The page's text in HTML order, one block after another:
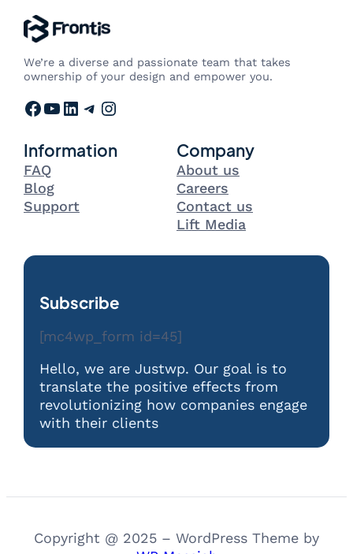
We’re a diverse and passionate team that takes
ownership of your design and empower you.
Facebook YouTube LinkedIn Telegram Instagram
Information
FAQ
Blog
Support
Company
About us
Careers
Contact us
Lift Media
Subscribe
[mc4wp_form id=45]
Hello, we are Justwp. Our goal is to
translate the positive effects from
revolutionizing how companies engage
with their clients
Copyright @ 2025 – WordPress Theme by